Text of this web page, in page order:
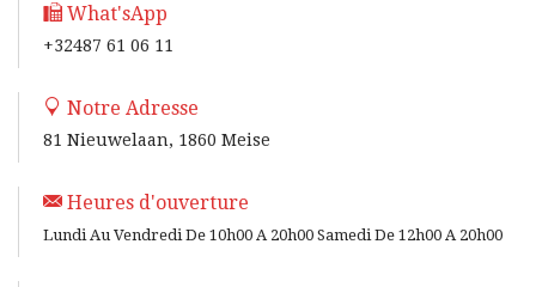
What'sApp
+32487 61 06 11
Notre Adresse
81 Nieuwelaan, 1860 Meise
Heures d'ouverture
Lundi Au Vendredi De 10h00 A 20h00 Samedi De 12h00 A 20h00